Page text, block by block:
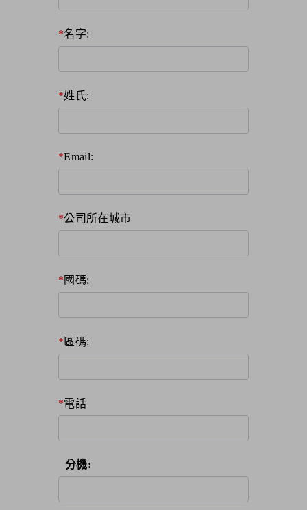
名字:
姓氏:
Email:
公司所在城市
國碼:
區碼:
電話
分機: